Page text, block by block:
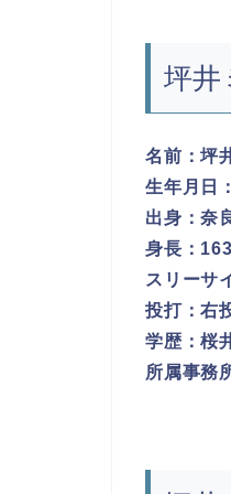
坪井
名前：坪
生年月日
出身：奈
身長：
スリーサ
投打：右
学歴：桜
所属事務